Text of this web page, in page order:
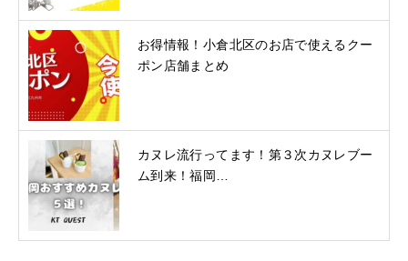
お得情報！小倉北区のお店で使えるクー
ポン店舗まとめ
カヌレ流行ってます！第３次カヌレブー
ム到来！福岡…